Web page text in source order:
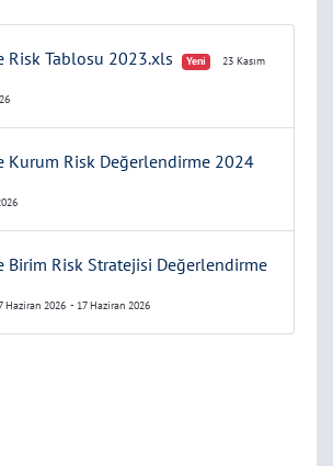
Risk Tablosu 2023.xls Yeni 23 Kasım
Kurum Risk Değerlendirme 2024
Birim Risk Stratejisi Değerlendirme
Haziran 2026 - 17 Haziran 2026